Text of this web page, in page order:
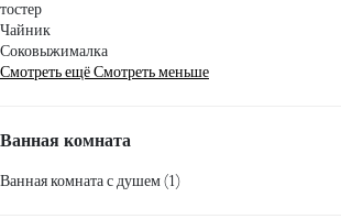
тостер
Чайник
Соковыжималка
Смотреть ещё Смотреть меньше
Ванная комната
Ванная комната с душем (1)